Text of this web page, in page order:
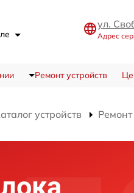
ул.
Адрес
Ремонт устройств
устройств